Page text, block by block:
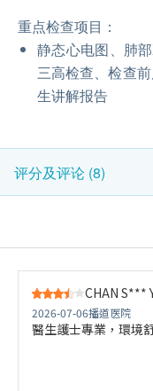
重点检查项目：
静态心电图、肺
三高检查、检查
生讲解报告
评分及评论 (8)
CHAN S***
2026-07-06播道医院
醫生護士專業，環境